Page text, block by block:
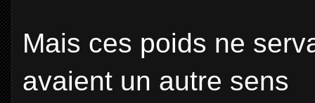
Mais ces poids ne
avaient un autre sens